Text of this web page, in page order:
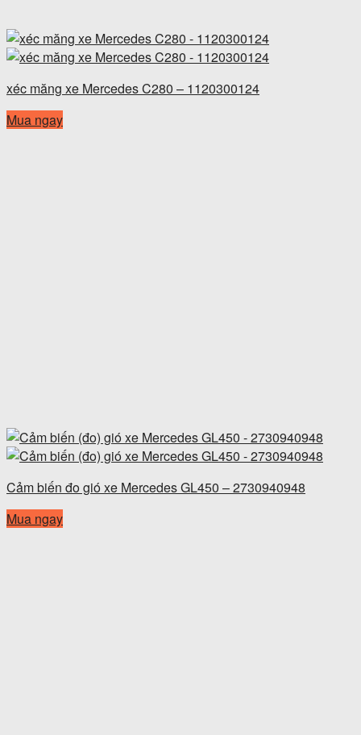
xéc măng xe Mercedes C280 – 1120300124
Mua ngay
Cảm biến đo gió xe Mercedes GL450 – 2730940948
Mua ngay